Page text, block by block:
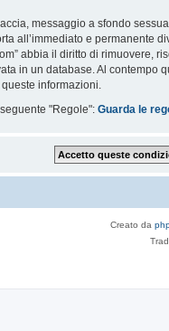
messaggio a sfondo
all’immediato e
abbia il diritto di
in un database. Al
informazioni.
"Regole": Guarda le
Creato da